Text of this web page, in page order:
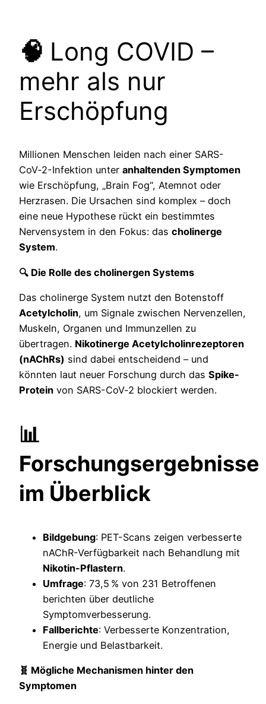
🧠 Long COVID –
mehr als nur
Erschöpfung
Millionen Menschen leiden nach einer SARS-
CoV‑2-Infektion unter anhaltenden Symptomen
wie Erschöpfung, „Brain Fog“, Atemnot oder
Herzrasen. Die Ursachen sind komplex – doch
eine neue Hypothese rückt ein bestimmtes
Nervensystem in den Fokus: das cholinerge
System.
🔍 Die Rolle des cholinergen Systems
Das cholinerge System nutzt den Botenstoff
Acetylcholin, um Signale zwischen Nervenzellen,
Muskeln, Organen und Immunzellen zu
übertragen. Nikotinerge Acetylcholinrezeptoren
(nAChRs) sind dabei entscheidend – und
könnten laut neuer Forschung durch das Spike-
Protein von SARS-CoV‑2 blockiert werden.
📊
Forschungsergebnisse
im Überblick
Bildgebung: PET-Scans zeigen verbesserte
nAChR-Verfügbarkeit nach Behandlung mit
Nikotin-Pflastern.
Umfrage: 73,5 % von 231 Betroffenen
berichten über deutliche
Symptomverbesserung.
Fallberichte: Verbesserte Konzentration,
Energie und Belastbarkeit.
🧬 Mögliche Mechanismen hinter den
Symptomen